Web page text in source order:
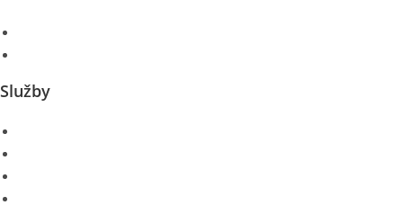
Služby